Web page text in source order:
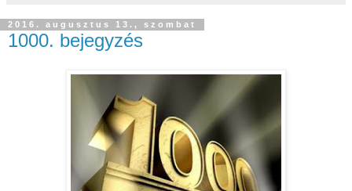
2016. augusztus 13., szombat
1000. bejegyzés